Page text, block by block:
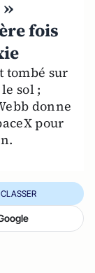
fois
tombé sur
sol ;
donne
pour
CLASSER